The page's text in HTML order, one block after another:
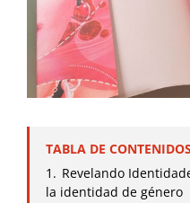
TABLA DE CONTENIDOS
1. Revelando
la identidad de género